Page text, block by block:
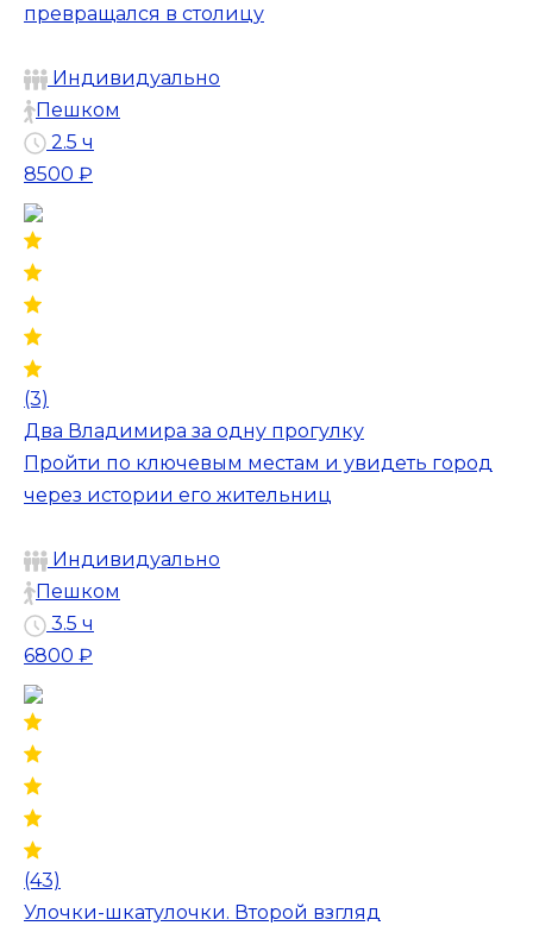
превращался в столицу
Индивидуально
Пешком
2.5 ч
8500 ₽
(3)
Два Владимира за одну прогулку
Пройти по ключевым местам и увидеть город
через истории его жительниц
Индивидуально
Пешком
3.5 ч
6800 ₽
(43)
Улочки-шкатулочки. Второй взгляд